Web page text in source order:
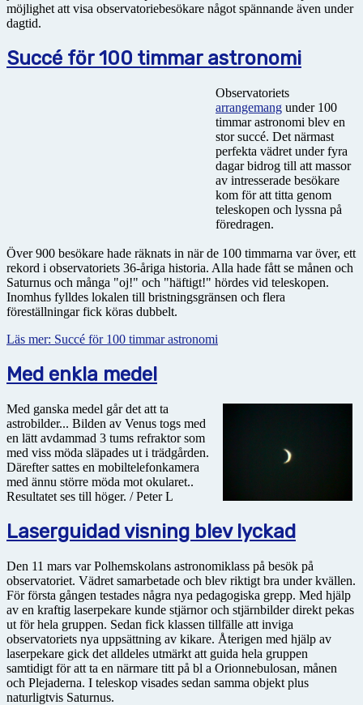
möjlighet att visa observatoriebesökare något spännande även under
dagtid.
Succé för 100 timmar astronomi
Observatoriets
arrangemang under 100
timmar astronomi blev en
stor succé. Det närmast
perfekta vädret under fyra
dagar bidrog till att massor
av intresserade besökare
kom för att titta genom
teleskopen och lyssna på
föredragen.
Över 900 besökare hade räknats in när de 100 timmarna var över, ett
rekord i observatoriets 36-åriga historia. Alla hade fått se månen och
Saturnus och många "oj!" och "häftigt!" hördes vid teleskopen.
Inomhus fylldes lokalen till bristningsgränsen och flera
föreställningar fick köras dubbelt.
Läs mer: Succé för 100 timmar astronomi
Med enkla medel
Med ganska medel går det att ta
astrobilder... Bilden av Venus togs med
en lätt avdammad 3 tums refraktor som
med viss möda släpades ut i trädgården.
Därefter sattes en mobiltelefonkamera
med ännu större möda mot okularet..
Resultatet ses till höger. / Peter L
Laserguidad visning blev lyckad
Den 11 mars var Polhemskolans astronomiklass på besök på
observatoriet. Vädret samarbetade och blev riktigt bra under kvällen.
För första gången testades några nya pedagogiska grepp. Med hjälp
av en kraftig laserpekare kunde stjärnor och stjärnbilder direkt pekas
ut för hela gruppen. Sedan fick klassen tillfälle att inviga
observatoriets nya uppsättning av kikare. Återigen med hjälp av
laserpekare gick det alldeles utmärkt att guida hela gruppen
samtidigt för att ta en närmare titt på bl a Orionnebulosan, månen
och Plejaderna. I teleskop visades sedan samma objekt plus
naturligtvis Saturnus.